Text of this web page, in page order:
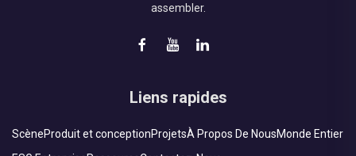
assembler.
Liens rapides
ScèneProduit et conceptionProjetsÀ Propos De NousMonde Entier